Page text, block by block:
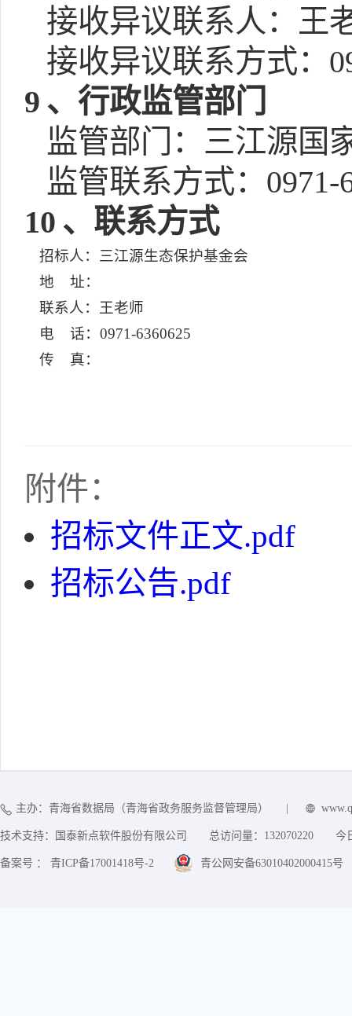
接收异议联系人：王
接收异议联系方式：
9 、行政监管部门
监管部门：三江源国
监管联系方式：0971-
10 、联系方式
招标人：三江源生态保护基金会
地 址：
联系人：王老师
电 话：0971-6360625
传 真：
附件：
招标文件正文.pdf
招标公告.pdf
主办：青海省数据局（青海省政务服务监督管理局）
技术支持：国泰新点软件股份有限公司 总访问量： 132070220 今
备案号 ： 青ICP备17001418号-2 青公网安备63010402000415号